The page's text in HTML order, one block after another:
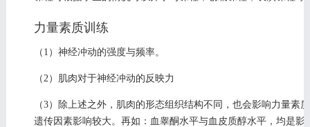
力量素质训练
（1）神经冲动的强度与频率。
（2）肌肉对于神经冲动的反映力
（3）除上述之外，肌肉的形态组织结构不同，也会影响力量
遗传因素影响较大。再如：血睾酮水平与血皮质醇水平，均是影